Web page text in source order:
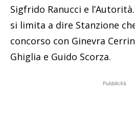
Sigfrido Ranucci e
si limita a dire Stanzione
concorso con Ginevra
Ghiglia e Guido Scorza.
Pubblicità